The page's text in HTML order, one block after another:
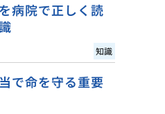
病院で正しく読
知識
で命を守る重要